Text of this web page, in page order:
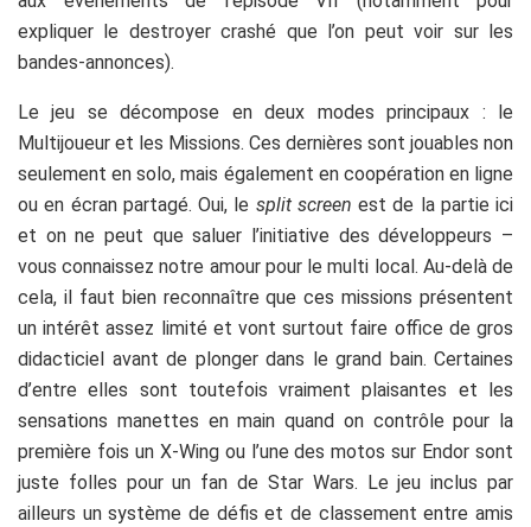
expliquer le destroyer crashé que l’on peut voir sur les
bandes-annonces).
Le jeu se décompose en deux modes principaux : le
Multijoueur et les Missions. Ces dernières sont jouables non
seulement en solo, mais également en coopération en ligne
ou en écran partagé. Oui, le split screen est de la partie ici
et on ne peut que saluer l’initiative des développeurs –
vous connaissez notre amour pour le multi local. Au-delà de
cela, il faut bien reconnaître que ces missions présentent
un intérêt assez limité et vont surtout faire office de gros
didacticiel avant de plonger dans le grand bain. Certaines
d’entre elles sont toutefois vraiment plaisantes et les
sensations manettes en main quand on contrôle pour la
première fois un X-Wing ou l’une des motos sur Endor sont
juste folles pour un fan de Star Wars. Le jeu inclus par
ailleurs un système de défis et de classement entre amis